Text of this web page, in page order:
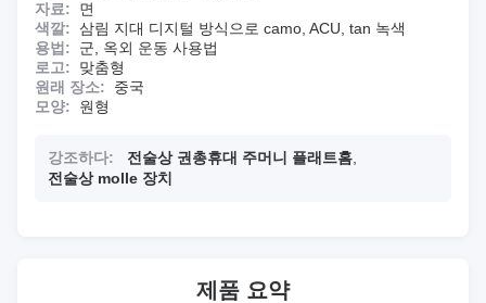
자료:
면
색깔: 삼림 지대 디지털 방식으로 camo, ACU, tan 녹색
용법:
군, 옥외 운동 사용법
로고:
맞춤형
원래 장소:
중국
모양:
원형
강조하다: 전술상 권총휴대 주머니 플래트홈
전술상 molle 장치
제품 요약